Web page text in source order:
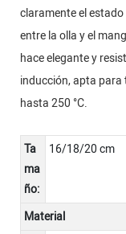
claramente el
entre la olla y el
hace elegante y
inducción, apta
hasta 250 °C.
Ta
ma
ño:
16/18/20 cm
Material